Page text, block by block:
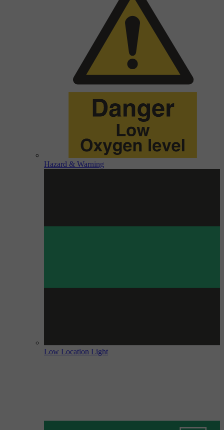
Hazard & Warning
Low Location Light